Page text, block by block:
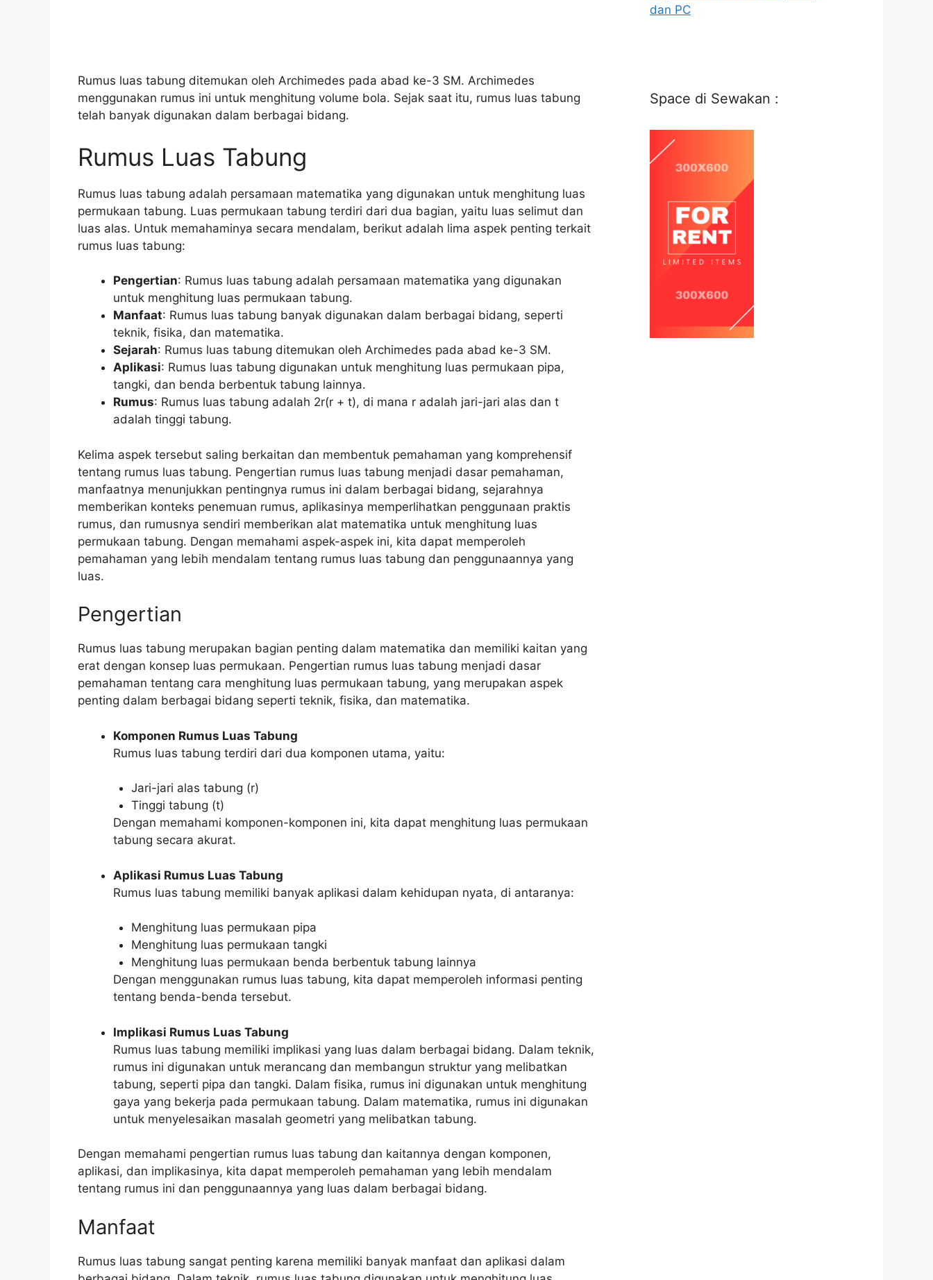
Rumus luas tabung ditemukan oleh Archimedes pada abad ke-3 SM. Archimedes
menggunakan rumus ini untuk menghitung volume bola. Sejak saat itu, rumus luas tabung
telah banyak digunakan dalam berbagai bidang.
Rumus Luas Tabung
Rumus luas tabung adalah persamaan matematika yang digunakan untuk menghitung luas
permukaan tabung. Luas permukaan tabung terdiri dari dua bagian, yaitu luas selimut dan
luas alas. Untuk memahaminya secara mendalam, berikut adalah lima aspek penting terkait
rumus luas tabung:
Pengertian: Rumus luas tabung adalah persamaan matematika yang digunakan
untuk menghitung luas permukaan tabung.
Manfaat: Rumus luas tabung banyak digunakan dalam berbagai bidang, seperti
teknik, fisika, dan matematika.
Sejarah: Rumus luas tabung ditemukan oleh Archimedes pada abad ke-3 SM.
Aplikasi: Rumus luas tabung digunakan untuk menghitung luas permukaan pipa,
tangki, dan benda berbentuk tabung lainnya.
Rumus: Rumus luas tabung adalah 2r(r + t), di mana r adalah jari-jari alas dan t
adalah tinggi tabung.
Kelima aspek tersebut saling berkaitan dan membentuk pemahaman yang komprehensif
tentang rumus luas tabung. Pengertian rumus luas tabung menjadi dasar pemahaman,
manfaatnya menunjukkan pentingnya rumus ini dalam berbagai bidang, sejarahnya
memberikan konteks penemuan rumus, aplikasinya memperlihatkan penggunaan praktis
rumus, dan rumusnya sendiri memberikan alat matematika untuk menghitung luas
permukaan tabung. Dengan memahami aspek-aspek ini, kita dapat memperoleh
pemahaman yang lebih mendalam tentang rumus luas tabung dan penggunaannya yang
luas.
Pengertian
Rumus luas tabung merupakan bagian penting dalam matematika dan memiliki kaitan yang
erat dengan konsep luas permukaan. Pengertian rumus luas tabung menjadi dasar
pemahaman tentang cara menghitung luas permukaan tabung, yang merupakan aspek
penting dalam berbagai bidang seperti teknik, fisika, dan matematika.
Komponen Rumus Luas Tabung
Rumus luas tabung terdiri dari dua komponen utama, yaitu:
Jari-jari alas tabung (r)
Tinggi tabung (t)
Dengan memahami komponen-komponen ini, kita dapat menghitung luas permukaan
tabung secara akurat.
Aplikasi Rumus Luas Tabung
Rumus luas tabung memiliki banyak aplikasi dalam kehidupan nyata, di antaranya:
Menghitung luas permukaan pipa
Menghitung luas permukaan tangki
Menghitung luas permukaan benda berbentuk tabung lainnya
Dengan menggunakan rumus luas tabung, kita dapat memperoleh informasi penting
tentang benda-benda tersebut.
Implikasi Rumus Luas Tabung
Rumus luas tabung memiliki implikasi yang luas dalam berbagai bidang. Dalam teknik,
rumus ini digunakan untuk merancang dan membangun struktur yang melibatkan
tabung, seperti pipa dan tangki. Dalam fisika, rumus ini digunakan untuk menghitung
gaya yang bekerja pada permukaan tabung. Dalam matematika, rumus ini digunakan
untuk menyelesaikan masalah geometri yang melibatkan tabung.
Dengan memahami pengertian rumus luas tabung dan kaitannya dengan komponen,
aplikasi, dan implikasinya, kita dapat memperoleh pemahaman yang lebih mendalam
tentang rumus ini dan penggunaannya yang luas dalam berbagai bidang.
Manfaat
Rumus luas tabung sangat penting karena memiliki banyak manfaat dan aplikasi dalam
dan PC
Space di Sewakan :